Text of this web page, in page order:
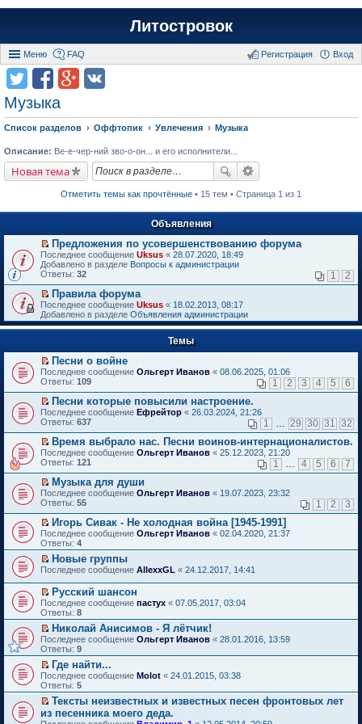
Литостровок
Меню FAQ Вход
Регистрация
Музыка
Список разделов Оффтопик Увлечения Музыка
Описание: Ве-е-чер-ний зво-о-он... и его исполнители...
Новая тема
Отметить темы как прочтённые • 15 тем • Страница 1 из 1
Объявления
П
е
р
й
т
и
к
п
в
о
м
у
н
е
п
р
о
ч
и
т
а
н
н
о
м
у
с
о
о
б
щ
е
н
и
ю
Предложения по усовершенствованию форума
Последнее сообщение Uksus « 28.07.2020, 18:49
Добавлено в разделе Вопросы к администрации
Ответы: 32 1 2
П
е
р
е
т
и
к
п
р
в
о
м
у
н
е
п
р
о
ч
и
т
а
н
н
о
м
у
с
о
о
б
щ
е
н
и
ю
Правила форума
Последнее сообщение Uksus « 18.02.2013, 08:17
Добавлено в разделе Объявления администрации
Темы
П
е
е
й
т
и
к
п
е
р
в
о
м
у
н
е
п
р
о
ч
и
т
а
н
н
о
м
у
с
о
о
б
щ
е
и
Песни о войне
Последнее сообщение Ольгерт Иванов « 08.06.2025, 01:06
Ответы: 109 1 2 3 4 5 6
П
е
е
й
т
и
к
п
е
р
в
о
м
у
н
е
п
р
о
ч
и
т
а
н
н
о
м
у
с
о
о
б
Песни которые повысили настроение.
Последнее сообщение Ефрейтор « 26.03.2024, 21:26
Ответы: 637 1 29 30 31 32
П
е
е
й
т
и
к
п
е
р
в
о
м
у
н
е
п
р
о
ч
и
т
а
н
н
м
у
Время выбрало нас. Песни воинов-интернационалистов.
Последнее сообщение Ольгерт Иванов « 25.12.2023, 21:20
Ответы: 121 1 4 5 6 7
П
е
е
й
т
и
п
р
в
о
м
у
н
е
п
р
о
ч
и
а
Музыка для души
Последнее сообщение Ольгерт Иванов « 19.07.2023, 23:32
Ответы: 55 1 2 3
П
е
р
е
й
и
к
п
е
р
в
о
м
у
н
е
п
о
Игорь Сивак - Не холодная война [1945-1991]
Последнее сообщение Ольгерт Иванов « 02.04.2020, 21:37
Ответы: 4
П
р
е
й
т
и
к
п
е
р
в
о
м
н
е
Новые группы
Последнее сообщение AllexxGL « 24.12.2017, 14:41
П
е
р
е
й
т
и
к
п
е
р
о
Русский шансон
Последнее сообщение пастух « 07.05.2017, 03:04
Ответы: 8
П
е
р
й
т
и
п
Николай Анисимов - Я лётчик!
Последнее сообщение Ольгерт Иванов « 28.01.2016, 13:59
Ответы: 9
П
е
р
й
т
Где найти...
Последнее сообщение Molot « 24.01.2015, 03:38
Ответы: 5
П
е
Тексты неизвестных и известных песен фронтовых лет
из песенника моего деда.